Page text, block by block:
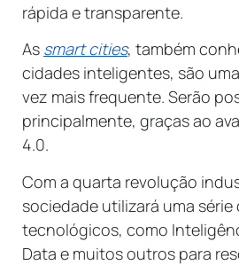
rápida e transparente.
As smart cities, também
cidades inteligentes, são
vez mais frequente. Serão
principalmente, graças ao
4.0.
Com a quarta revolução
sociedade utilizará uma série
tecnológicos, como
Data e muitos outros para